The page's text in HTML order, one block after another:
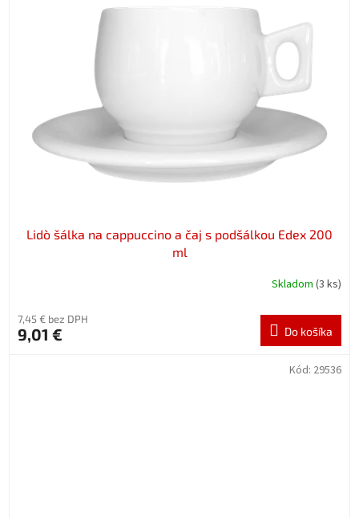
Lidò šálka na cappuccino a čaj s podšálkou Edex 200
ml
Skladom (3 ks)
7,45 € bez DPH
9,01 € Do košíka
Kód: 29536